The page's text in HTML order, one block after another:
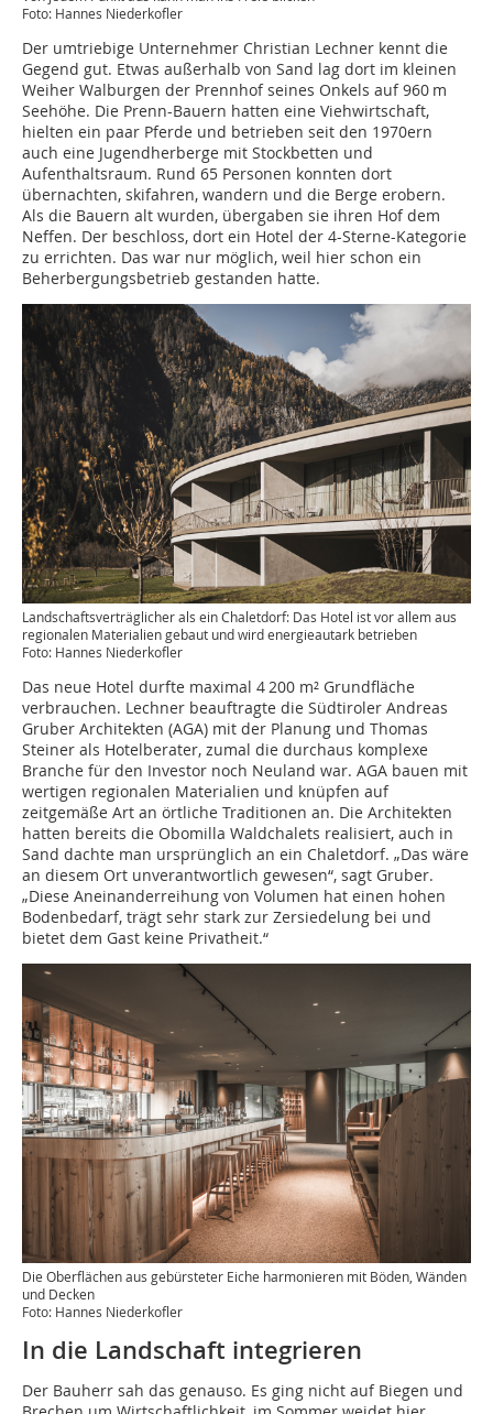
Foto: Hannes Niederkofler
Der umtriebige Unternehmer Christian Lechner kennt die
Gegend gut. Etwas außerhalb von Sand lag dort im kleinen
Weiher Walburgen der Prennhof seines Onkels auf 960 m
See­höhe. Die Prenn-Bauern hatten eine Viehwirtschaft,
hielten ein paar Pferde und betrieben seit den 1970ern
auch eine Jugendherberge mit Stockbetten und
Aufenthaltsraum. Rund 65 Personen konnten dort
übernachten, skifahren, wandern und die Berge erobern.
Als die Bauern alt wurden, übergaben sie ihren Hof dem
Neffen. Der beschloss, dort ein Hotel der 4-Sterne-Kategorie
zu errichten. Das war nur möglich, weil hier schon ein
Beherbergungsbetrieb gestanden hatte.
Landschaftsverträglicher als ein Chaletdorf: Das Hotel ist vor allem aus
regionalen Materialien gebaut und wird energieautark betrieben
Foto: Hannes Niederkofler
Das neue Hotel durfte maximal 4 200 m² Grundfläche
verbrauchen. Lechner beauftragte die Südtiroler Andreas
Gruber Architekten (AGA) mit der Planung und Thomas
Steiner als Hotelberater, zumal die durchaus komplexe
Branche für den Investor noch Neuland war. AGA bauen mit
wertigen regionalen Materialien und knüpfen auf
zeitgemäße Art an örtliche Traditionen an. Die Architekten
hatten bereits die Obomilla Waldchalets realisiert, auch in
Sand dachte man ursprünglich an ein Chaletdorf. „Das wäre
an diesem Ort unverantwortlich gewesen“, sagt Gruber.
„Diese Aneinanderreihung von Volumen hat einen hohen
Bodenbedarf, trägt sehr stark zur Zersiedelung bei und
bietet dem Gast keine Privatheit.“
Die Oberflächen aus gebürsteter Eiche harmonieren mit Böden, Wänden
und Decken
Foto: Hannes Niederkofler
In die Landschaft integrieren
Der Bauherr sah das genauso. Es ging nicht auf Biegen und